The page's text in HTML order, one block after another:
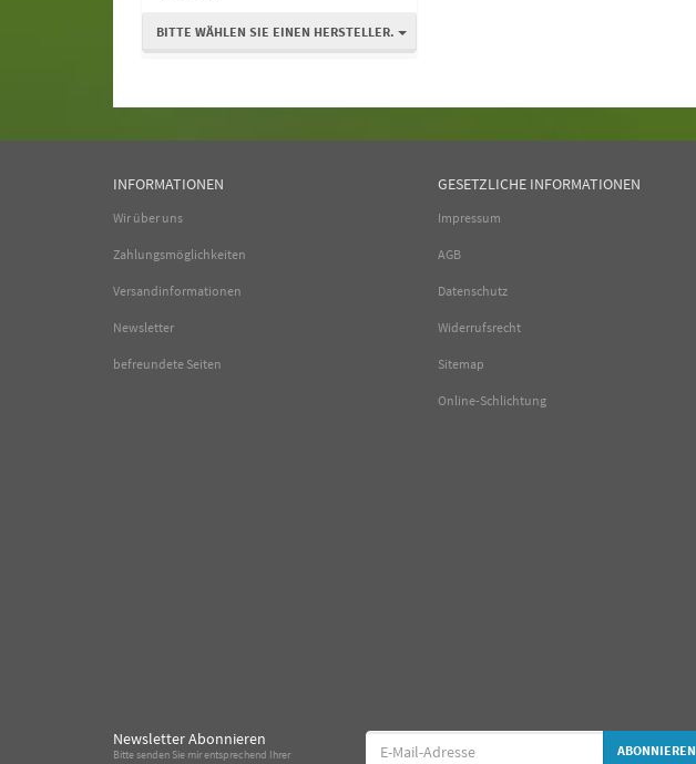
BITTE WÄHLEN SIE EINEN HERSTELLER.
INFORMATIONEN
Wir über uns
Zahlungsmöglichkeiten
Versandinformationen
Newsletter
befreundete Seiten
GESETZLICHE INFORMATIONEN
Impressum
AGB
Datenschutz
Widerrufsrecht
Sitemap
Online-Schlichtung
Newsletter Abonnieren
Bitte senden Sie mir entsprechend Ihrer
E-
Mail-
ABONNIEREN